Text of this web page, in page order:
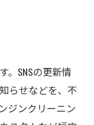
。SNSの更新情
らせなどを、不
ジンクリーニン